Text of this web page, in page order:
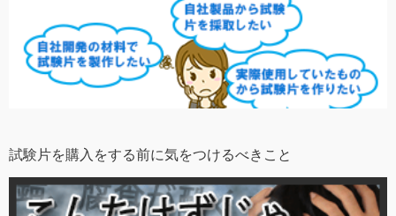
試験片を購入をする前に気をつけるべきこと